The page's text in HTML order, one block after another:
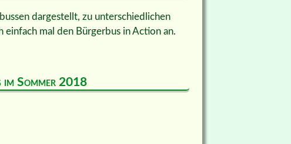
dargestellt, zu unterschiedlichen
einfach mal den Bürgerbus in Action an.
Sommer 2018